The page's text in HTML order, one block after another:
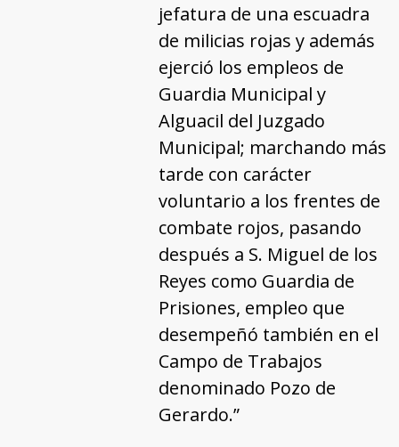
jefatura de una escuadra
de milicias rojas y además
ejerció los empleos de
Guardia Municipal y
Alguacil del Juzgado
Municipal; marchando más
tarde con carácter
voluntario a los frentes de
combate rojos, pasando
después a S. Miguel de los
Reyes como Guardia de
Prisiones, empleo que
desempeñó también en el
Campo de Trabajos
denominado Pozo de
Gerardo.”